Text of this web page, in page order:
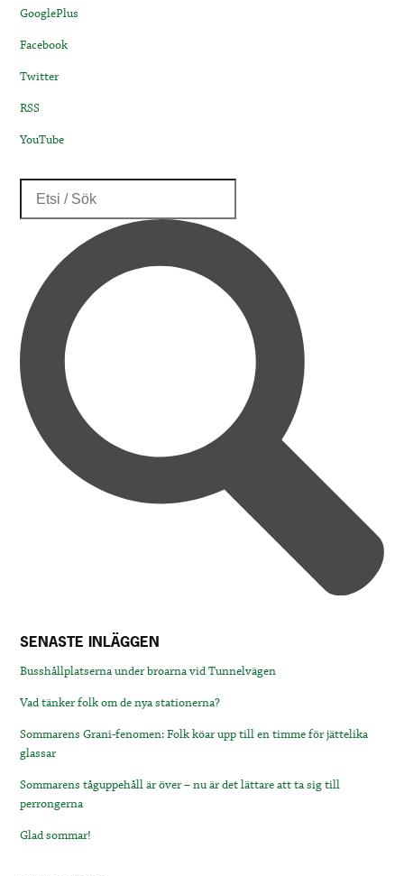
GooglePlus
Facebook
Twitter
RSS
YouTube
SENASTE INLÄGGEN
Busshållplatserna under broarna vid Tunnelvägen
Vad tänker folk om de nya stationerna?
Sommarens Grani-fenomen: Folk köar upp till en timme för jättelika
glassar
Sommarens tåguppehåll är över – nu är det lättare att ta sig till
perrongerna
Glad sommar!